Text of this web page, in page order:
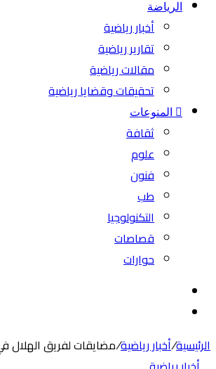
الرياضة
أخبار رياضية
تقارير رياضية
مقالات رياضية
تحقيقات وقضايا رياضية
المنوعات
ثقافة
علوم
فنون
طب
التكنولوجيا
قصاصات
حوارات
المظلم
الرئيسية/أخبار رياضية/مضايقات لفريق الهلال